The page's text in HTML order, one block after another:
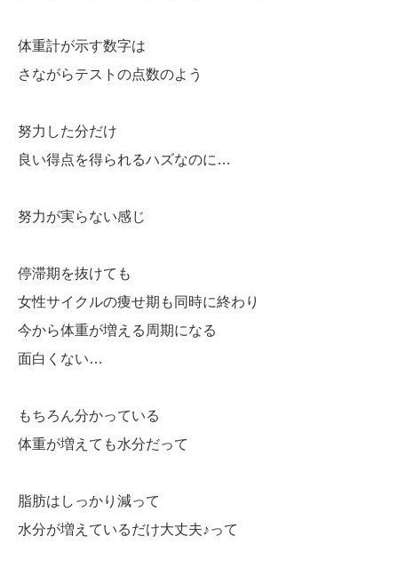
体重計が示す数字は
さながらテストの点数のよう
努力した分だけ
良い得点を得られるハズなのに…
努力が実らない感じ
停滞期を抜けても
女性サイクルの痩せ期も同時に終わり
今から体重が増える周期になる
面白くない…
もちろん分かっている
体重が増えても水分だって
脂肪はしっかり減って
水分が増えているだけ大丈夫♪って